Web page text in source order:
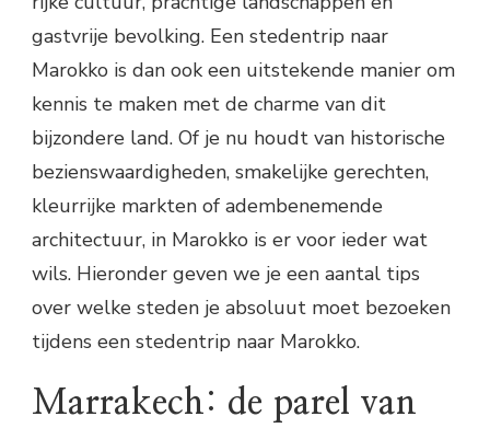
gastvrije bevolking. Een stedentrip naar
Marokko is dan ook een uitstekende manier om
kennis te maken met de charme van dit
bijzondere land. Of je nu houdt van historische
bezienswaardigheden, smakelijke gerechten,
kleurrijke markten of adembenemende
architectuur, in Marokko is er voor ieder wat
wils. Hieronder geven we je een aantal tips
over welke steden je absoluut moet bezoeken
tijdens een stedentrip naar Marokko.
Marrakech: de parel van